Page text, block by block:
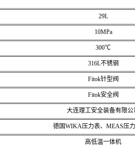
29L
10MPa
300℃
316L不锈钢
Fitok针型阀
Fitok安全阀
大连理工安全装备有限公
德国WIKA压力表、MEAS压
高低温一体机